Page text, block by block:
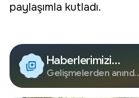
paylaşımla kutladı.
Haberlerimizi
Google'da Takip
Edin
Gelişmelerden anında